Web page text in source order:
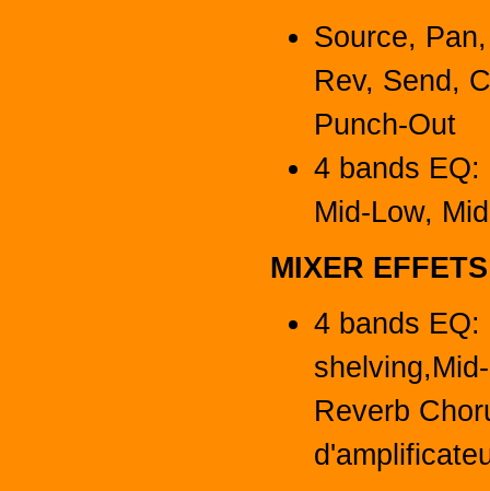
Source,
Rev, Send,
Punch-Out
4 bands EQ:
Mid-Low,
MIXER
4 bands EQ:
Reverb